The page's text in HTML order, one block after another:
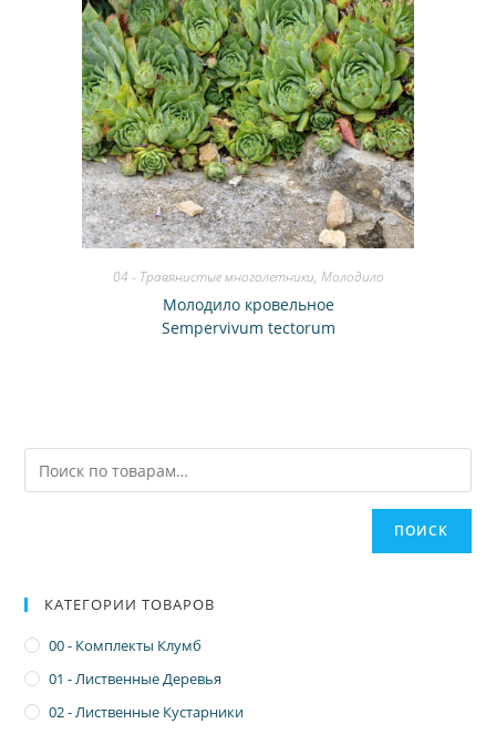
04 - Травянистые многолетники, Молодило
Молодило кровельное
Sempervivum tectorum
ПОИСК
КАТЕГОРИИ ТОВАРОВ
00 - Комплекты Клумб
01 - Лиственные Деревья
02 - Лиственные Кустарники